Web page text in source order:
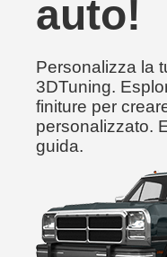
auto!
Personalizza la
3DTuning.
finiture per
personalizzato.
guida.